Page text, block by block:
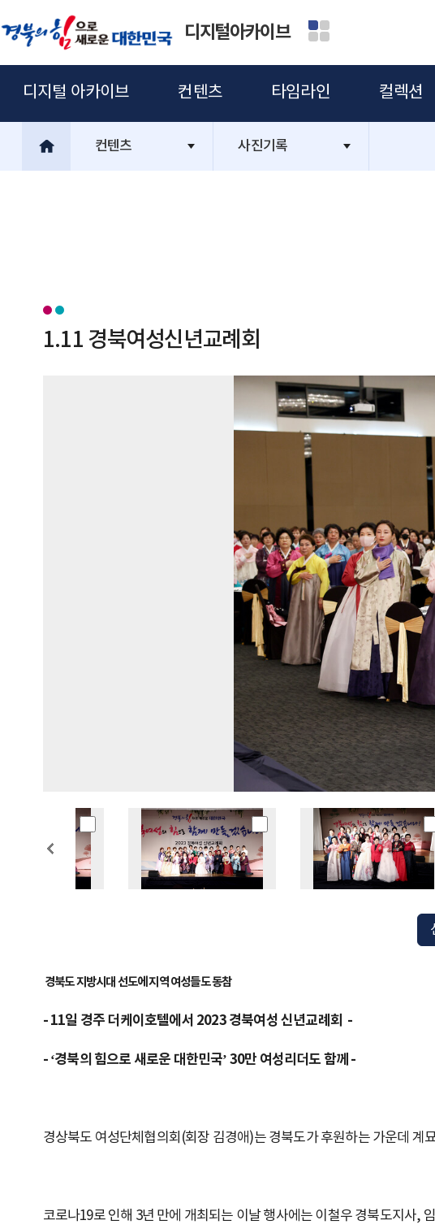
디지털아카이브
디지털 아카이브 컨텐츠 타임라인 컬렉션
컨텐츠 사진기록
1.11 경북여성신년교례회
경북도 지방시대 선도에 지역 여성들도 동참
- 11일 경주 더케이호텔에서 2023 경북여성 신년교례회 -
- ‘경북의 힘으로 새로운 대한민국’ 30만 여성리더도 함께 -
경상북도 여성단체협의회(회장 김경애)는 경북도가 후원하는 가운데
코로나19로 인해 3년 만에 개최되는 이날 행사에는 이철우 경북도지사,